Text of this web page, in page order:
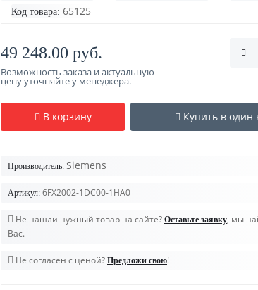
Код товара: 65125
49 248.00 руб.
Возможность заказа и актуальную
цену уточняйте у менеджера.
В корзину Купить в один
Производитель: Siemens
Артикул: 6FX2002-1DC00-1HA0
Не нашли нужный товар на сайте? Оставьте заявку, мы
Вас.
Не согласен с ценой? Предложи свою!